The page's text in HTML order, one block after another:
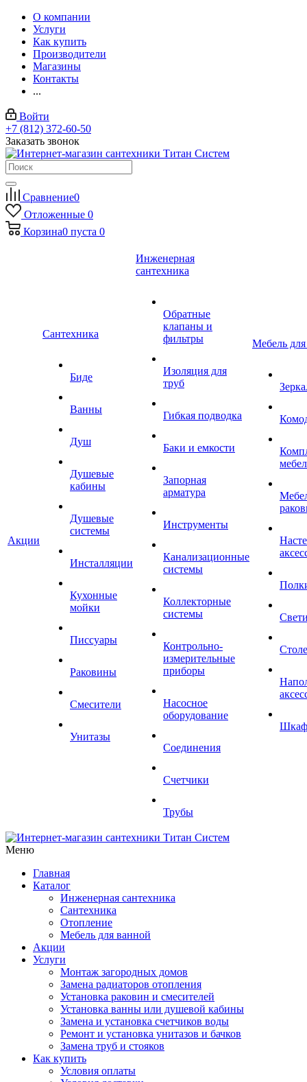
О компании
Услуги
Как купить
Производители
Магазины
Контакты
...
Войти
+7 (812) 372-60-50
Заказать звонок
Сравнение0
Отложенные 0
Корзина0 пуста 0
Акции
Сантехника
Биде
Ванны
Душ
Душевые
кабины
Душевые
системы
Инсталляции
Кухонные
мойки
Писсуары
Раковины
Смесители
Унитазы
Инженерная
сантехника
Обратные
клапаны и
фильтры
Изоляция для
труб
Гибкая подводка
Баки и емкости
Запорная
арматура
Инструменты
Канализационные
системы
Коллекторные
системы
Контрольно-
измерительные
приборы
Насосное
оборудование
Соединения
Счетчики
Трубы
Мебель
Меню
Главная
Каталог
Инженерная сантехника
Сантехника
Отопление
Мебель для ванной
Акции
Услуги
Монтаж загородных домов
Замена радиаторов отопления
Установка раковин и смесителей
Установка ванны или душевой кабины
Замена и установка счетчиков воды
Ремонт и установка унитазов и бачков
Замена труб и стояков
Как купить
Условия оплаты